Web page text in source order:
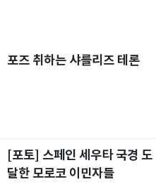
포즈 취하는 샤를리즈 테론
[포토] 스페인 세우타 국경 도
달한 모로코 이민자들